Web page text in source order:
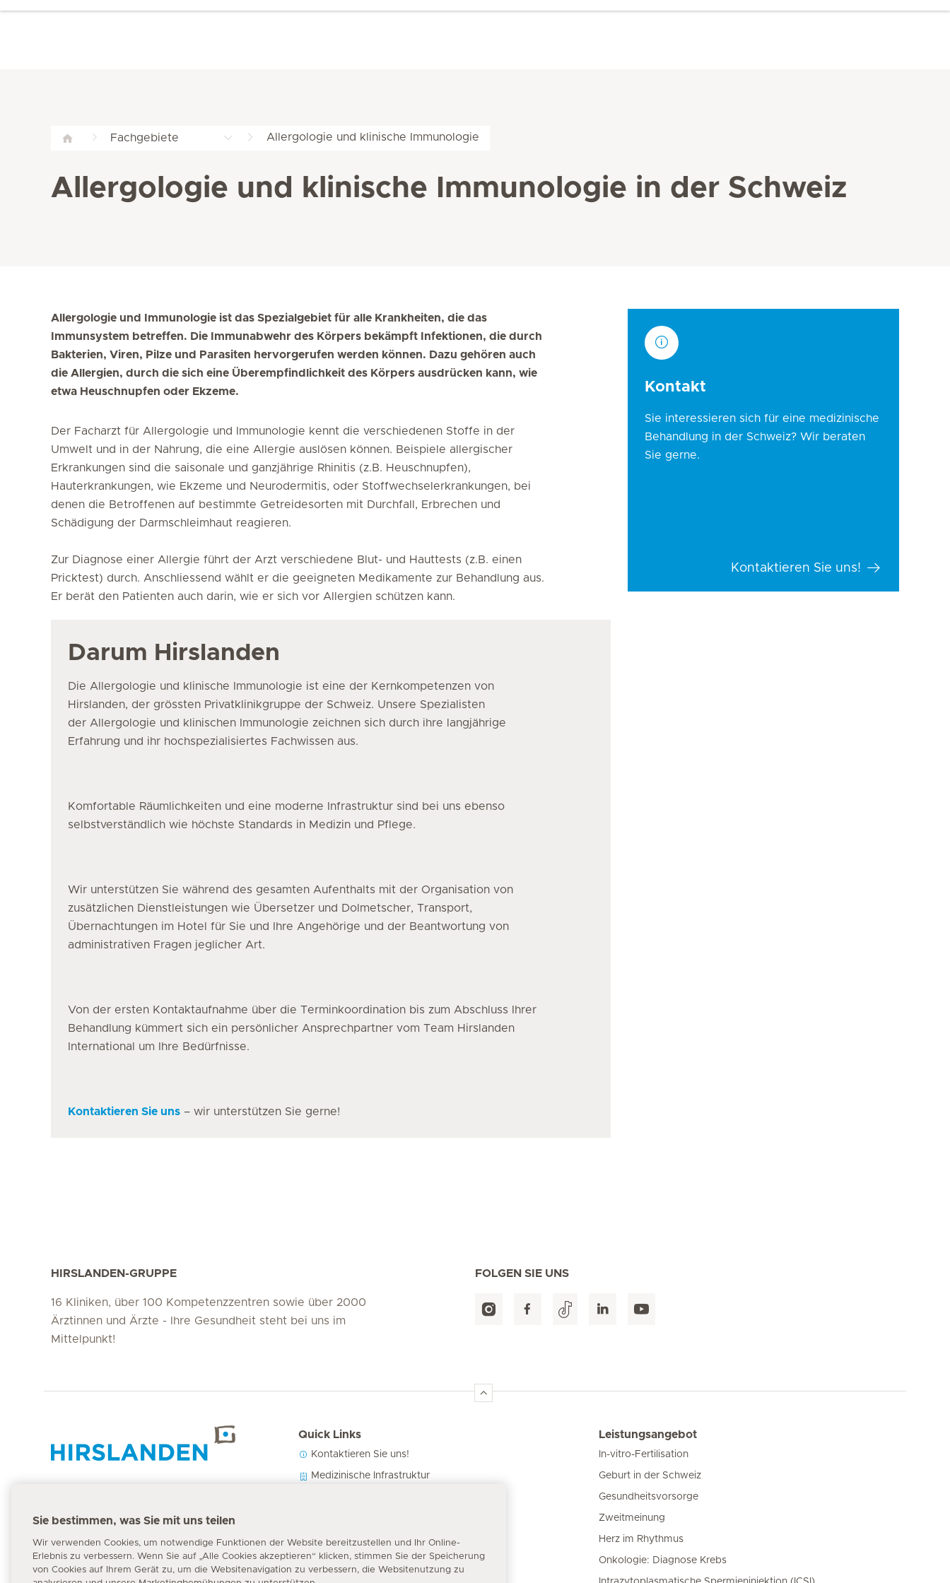
Fachgebiete Allergologie und klinische Immunologie
Allergologie und klinische Immunologie in der Schweiz
Allergologie und Immunologie ist das Spezialgebiet für alle Krankheiten, die das
Immunsystem betreffen. Die Immunabwehr des Körpers bekämpft Infektionen, die durch
Bakterien, Viren, Pilze und Parasiten hervorgerufen werden können. Dazu gehören auch
die Allergien, durch die sich eine Überempfindlichkeit des Körpers ausdrücken kann, wie
etwa Heuschnupfen oder Ekzeme.
Der Facharzt für Allergologie und Immunologie kennt die verschiedenen Stoffe in der
Umwelt und in der Nahrung, die eine Allergie auslösen können. Beispiele allergischer
Erkrankungen sind die saisonale und ganzjährige Rhinitis (z.B. Heuschnupfen),
Hauterkrankungen, wie Ekzeme und Neurodermitis, oder Stoffwechselerkrankungen, bei
denen die Betroffenen auf bestimmte Getreidesorten mit Durchfall, Erbrechen und
Schädigung der Darmschleimhaut reagieren.
Zur Diagnose einer Allergie führt der Arzt verschiedene Blut- und Hauttests (z.B. einen
Pricktest) durch. Anschliessend wählt er die geeigneten Medikamente zur Behandlung aus.
Er berät den Patienten auch darin, wie er sich vor Allergien schützen kann.
Darum Hirslanden
Die Allergologie und klinische Immunologie ist eine der Kernkompetenzen von
Hirslanden, der grössten Privatklinikgruppe der Schweiz. Unsere Spezialisten
der Allergologie und klinischen Immunologie zeichnen sich durch ihre langjährige
Erfahrung und ihr hochspezialisiertes Fachwissen aus.
Komfortable Räumlichkeiten und eine moderne Infrastruktur sind bei uns ebenso
selbstverständlich wie höchste Standards in Medizin und Pflege.
Wir unterstützen Sie während des gesamten Aufenthalts mit der Organisation von
zusätzlichen Dienstleistungen wie Übersetzer und Dolmetscher, Transport,
Übernachtungen im Hotel für Sie und Ihre Angehörige und der Beantwortung von
administrativen Fragen jeglicher Art.
Von der ersten Kontaktaufnahme über die Terminkoordination bis zum Abschluss Ihrer
Behandlung kümmert sich ein persönlicher Ansprechpartner vom Team Hirslanden
International um Ihre Bedürfnisse.
Kontaktieren Sie uns – wir unterstützen Sie gerne!
Kontakt
Sie interessieren sich für eine medizinische
Behandlung in der Schweiz? Wir beraten
Sie gerne.
Kontaktieren Sie uns!
HIRSLANDEN-GRUPPE
16 Kliniken, über 100 Kompetenzzentren sowie über 2000
Ärztinnen und Ärzte - Ihre Gesundheit steht bei uns im
Mittelpunkt!
FOLGEN SIE UNS
Notfallnummer
144
Quick Links
Kontaktieren Sie uns!
Medizinische Infrastruktur
Leistungsangebot
In-vitro-Fertilisation
Geburt in der Schweiz
Gesundheitsvorsorge
Zweitmeinung
Herz im Rhythmus
Onkologie: Diagnose Krebs
Sie bestimmen, was Sie mit uns teilen
Wir verwenden Cookies, um notwendige Funktionen der Website bereitzustellen und Ihr Online-
Erlebnis zu verbessern. Wenn Sie auf „Alle Cookies akzeptieren“ klicken, stimmen Sie der Speicherung
von Cookies auf Ihrem Gerät zu, um die Websitenavigation zu verbessern, die Websitenutzung zu